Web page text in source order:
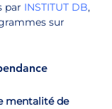
par INSTITUT DB,
sur
mentalité de